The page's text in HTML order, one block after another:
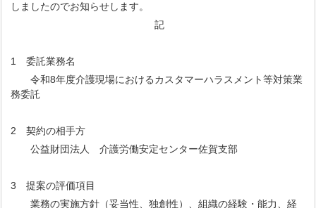
しましたのでお知らせします。
記
1 委託業務名
令和8年度介護現場におけるカスタマーハラスメント等対策業
務委託
2 契約の相手方
公益財団法人 介護労働安定センター佐賀支部
3 提案の評価項目
業務の実施方針（妥当性、独創性）、組織の経験・能力、経